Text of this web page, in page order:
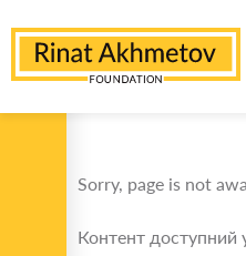
Sorry, page is not
Контент доступний